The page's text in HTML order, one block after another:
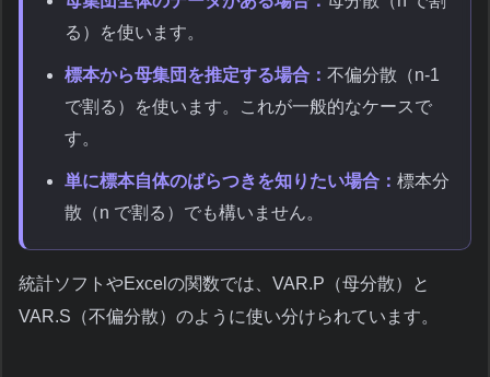
る）を使います。
標本から母集団を推定する場合： 不偏分散（n-1
で割る）を使います。これが一般的なケースで
す。
単に標本自体のばらつきを知りたい場合： 標本分
散（n で割る）でも構いません。
統計ソフトやExcelの関数では、VAR.P（母分散）と
VAR.S（不偏分散）のように使い分けられています。